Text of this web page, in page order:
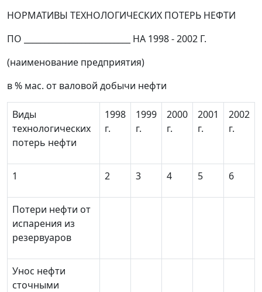
НОРМАТИВЫ ТЕХНОЛОГИЧЕСКИХ ПОТЕРЬ НЕФТИ
ПО __________________________ НА 1998 - 2002 Г.
(наименование предприятия)
в % мас. от валовой добычи нефти
Виды
технологических
потерь нефти
1998
г.
1999
г.
2000
г.
2001
г.
2002
г.
1 2 3 4 5 6
Потери нефти от
испарения из
резервуаров
Унос нефти
сточными